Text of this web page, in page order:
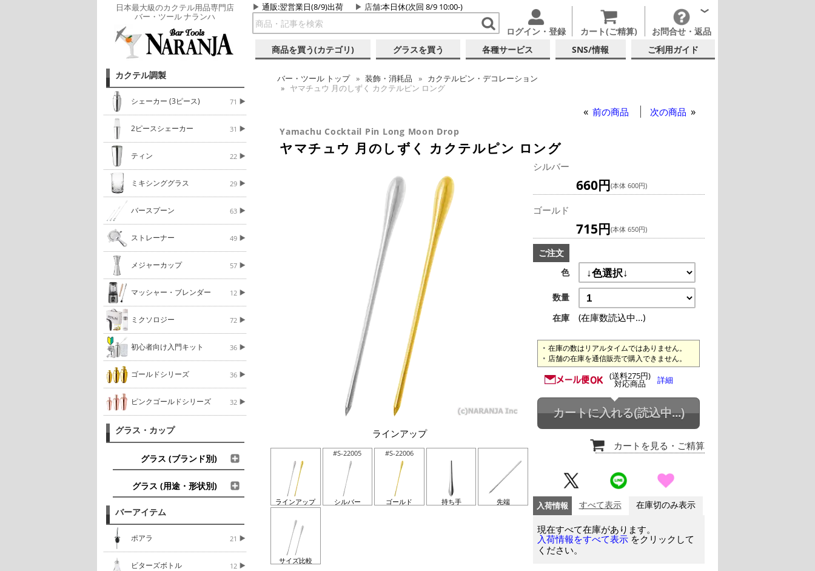
日本最大級のカクテル用品専門店
バー・ツール ナランハ
通販:翌営業日(8/9)出荷 店舗:本日休(次回 8/9 10:00-)
ログイン・登録 カート(ご精算) お問合せ・返品
商品を買う(カテゴリ) グラスを買う 各種サービス SNS/情報 ご利用ガイド
カクテル調製
シェーカー (3ピース) 71
2ピースシェーカー 31
ティン 22
ミキシンググラス 29
バースプーン 63
ストレーナー 49
メジャーカップ 57
マッシャー・ブレンダー 12
ミクソロジー 72
初心者向け入門キット 36
ゴールドシリーズ 36
ピンクゴールドシリーズ 32
グラス・カップ
グラス (ブランド別)
グラス (用途・形状別)
バーアイテム
ポアラ 21
ビターズボトル 12
バー・ツール トップ 装飾・消耗品
カクテルピン・デコレーション
ヤマチュウ 月のしずく カクテルピン ロング
前の商品 次の商品
Yamachu Cocktail Pin Long Moon Drop
ヤマチュウ 月のしずく カクテルピン ロング
ラインアップ
ラインアップ
#S-22005
シルバー
#S-22006
ゴールド 持ち手 先端
サイズ比較
シルバー
660円(本体 600円)
ゴールド
715円(本体 650円)
ご注文
色
数量
在庫
(在庫数読込中...)
在庫の数はリアルタイムではありません。
店舗の在庫を通信販売で購入できません。
(送料275円)
対応商品 詳細
カートに入れる(読込中...)
カートを見る ・ご精算
入荷情報 すべて表示 在庫切のみ表示
現在すべて在庫があります。
入荷情報をすべて表示 をクリックして
ください。